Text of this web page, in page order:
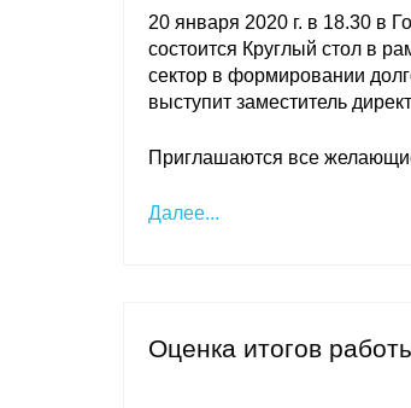
20 января 2020 г. в 18.30 в
состоится Круглый стол в
сектор в формировании
выступит заместитель
Приглашаются все
Далее...
Оценка итогов